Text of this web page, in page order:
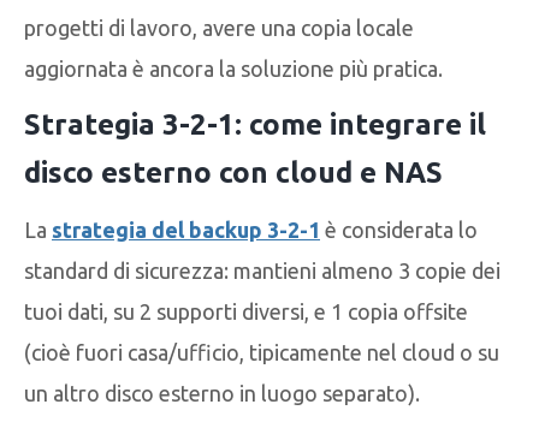
progetti di lavoro, avere una copia locale
aggiornata è ancora la soluzione più pratica.
Strategia 3-2-1: come integrare il
disco esterno con cloud e NAS
La strategia del backup 3-2-1 è considerata lo
standard di sicurezza: mantieni almeno 3 copie dei
tuoi dati, su 2 supporti diversi, e 1 copia offsite
(cioè fuori casa/ufficio, tipicamente nel cloud o su
un altro disco esterno in luogo separato).